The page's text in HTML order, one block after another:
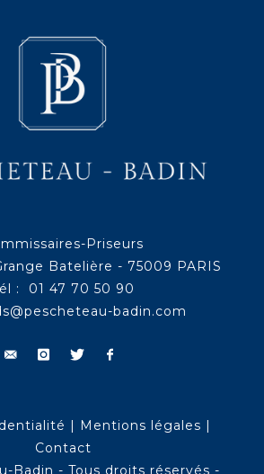
Priseurs
Batelière - 75009 PARIS
: 01 47 70 50 90
badin.com
| Mentions légales |
Contact
Badin - Tous droits réservés -